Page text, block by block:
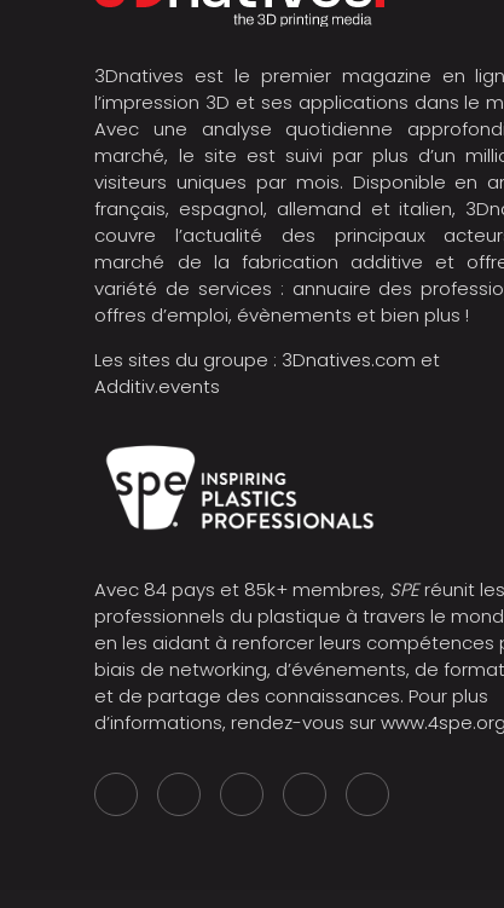
3Dnatives est le premier magazine en
l’impression 3D et ses applications dans le
Avec une analyse quotidienne
marché, le site est suivi par plus d’un
visiteurs uniques par mois. Disponible en
français, espagnol, allemand et italien,
couvre l’actualité des principaux
marché de la fabrication additive et
variété de services : annuaire des
offres d’emploi, évènements et bien plus !
Les sites du groupe : 3Dnatives.com et
Additiv.events
Avec 84 pays et 85k+ membres, SPEréunit les
professionnels du plastique à travers le
en les aidant à renforcer leurs compétences
biais de networking, d’événements, de
et de partage des connaissances. Pour plus
d’informations, rendez-vous surwww.4spe.org